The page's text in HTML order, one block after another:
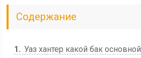
Содержание
1
Уаз хантер какой бак основной